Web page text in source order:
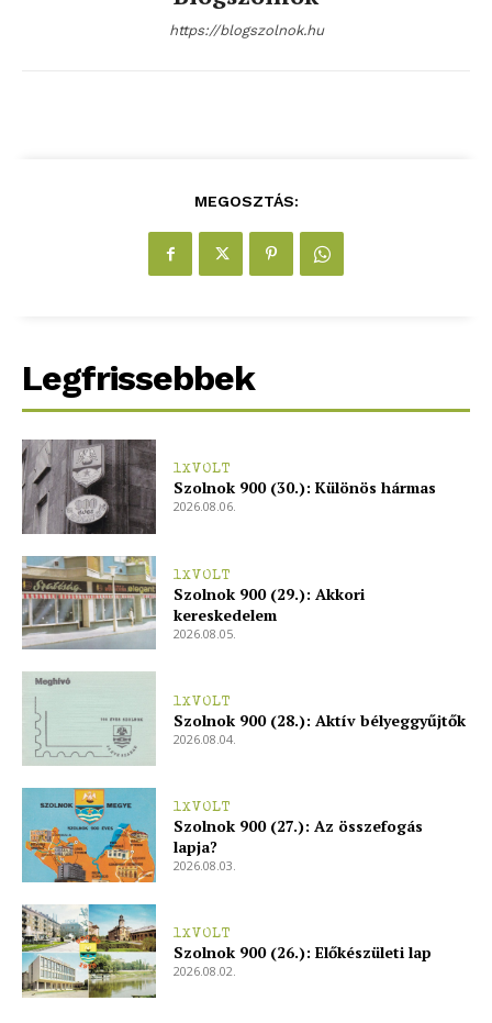
https://blogszolnok.hu
MEGOSZTÁS:
Legfrissebbek
1XVOLT
Szolnok 900 (30.): Különös hármas
2026.08.06.
1XVOLT
Szolnok 900 (29.): Akkori
kereskedelem
2026.08.05.
1XVOLT
Szolnok 900 (28.): Aktív bélyeggyűjtők
2026.08.04.
1XVOLT
Szolnok 900 (27.): Az összefogás
lapja?
2026.08.03.
1XVOLT
Szolnok 900 (26.): Előkészületi lap
2026.08.02.